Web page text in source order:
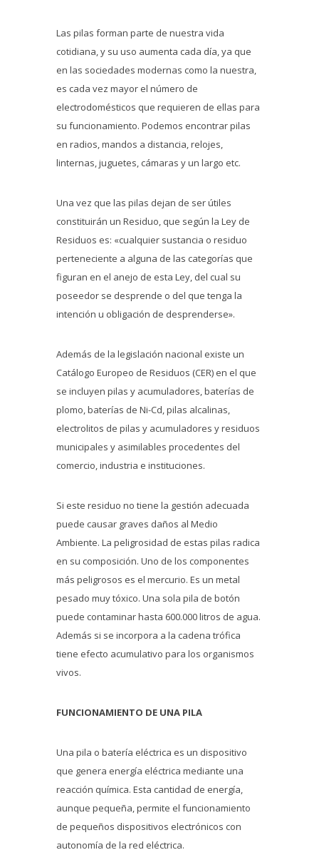
Las pilas forman parte de nuestra vida
cotidiana, y su uso aumenta cada día, ya que
en las sociedades modernas como la nuestra,
es cada vez mayor el número de
electrodomésticos que requieren de ellas para
su funcionamiento. Podemos encontrar pilas
en radios, mandos a distancia, relojes,
linternas, juguetes, cámaras y un largo etc.
Una vez que las pilas dejan de ser útiles
constituirán un Residuo, que según la Ley de
Residuos es: «cualquier sustancia o residuo
perteneciente a alguna de las categorías que
figuran en el anejo de esta Ley, del cual su
poseedor se desprende o del que tenga la
intención u obligación de desprenderse».
Además de la legislación nacional existe un
Catálogo Europeo de Residuos (CER) en el que
se incluyen pilas y acumuladores, baterías de
plomo, baterías de Ni-Cd, pilas alcalinas,
electrolitos de pilas y acumuladores y residuos
municipales y asimilables procedentes del
comercio, industria e instituciones.
Si este residuo no tiene la gestión adecuada
puede causar graves daños al Medio
Ambiente. La peligrosidad de estas pilas radica
en su composición. Uno de los componentes
más peligrosos es el mercurio. Es un metal
pesado muy tóxico. Una sola pila de botón
puede contaminar hasta 600.000 litros de agua.
Además si se incorpora a la cadena trófica
tiene efecto acumulativo para los organismos
vivos.
FUNCIONAMIENTO DE UNA PILA
Una pila o batería eléctrica es un dispositivo
que genera energía eléctrica mediante una
reacción química. Esta cantidad de energía,
aunque pequeña, permite el funcionamiento
de pequeños dispositivos electrónicos con
autonomía de la red eléctrica.